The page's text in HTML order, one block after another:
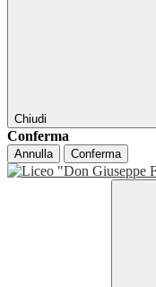
Chiudi
Conferma
Annulla Conferma